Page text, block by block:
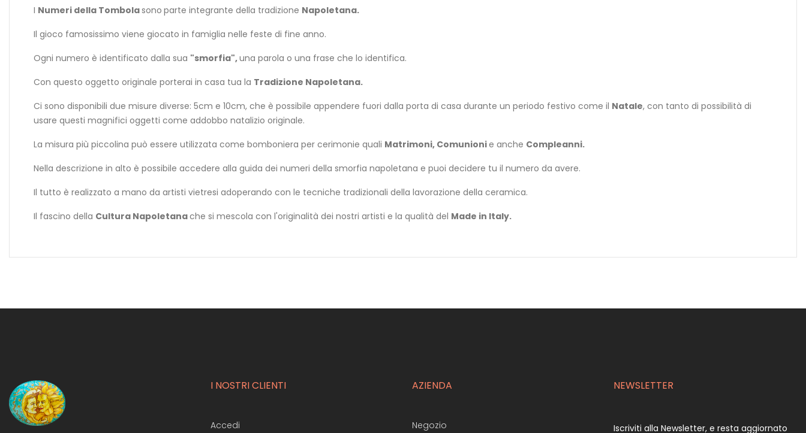
I Numeri della Tombolasono parte integrante della tradizione Napoletana.
Il gioco famosissimo viene giocato in famiglia nelle feste di fine anno.
Ogni numero è identificato dalla sua "smorfia",una parola o una frase che lo identifica.
Con questo oggetto originale porterai in casa tua la Tradizione Napoletana.
Ci sono disponibili due misure diverse: 5cm e 10cm, che è possibile appendere fuori dalla porta di casa durante un periodo festivo come il Natale, con tanto di possibilità di
usare questi magnifici oggetti come addobbo natalizio originale.
La misura più piccolina può essere utilizzata come bomboniera per cerimonie quali Matrimoni, Comunionie anche Compleanni.
Nella descrizione in alto è possibile accedere alla guida dei numeri della smorfia napoletana e puoi decidere tu il numero da avere.
Il tutto è realizzato a mano da artisti vietresi adoperando con le tecniche tradizionali della lavorazione della ceramica.
Il fascino della Cultura Napoletanache si mescola con l'originalità dei nostri artisti e la qualità del Made in Italy.
I NOSTRI CLIENTI
Accedi
AZIENDA
Negozio
NEWSLETTER
Iscriviti alla Newsletter, e resta aggiornato